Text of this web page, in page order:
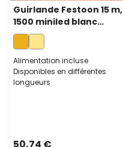
Guirlande Festoon 15 m,
1500 miniled blanc
chaud traditionnel,
câble transparent
Alimentation incluse
Disponibles en différentes
longueurs
50,74 €